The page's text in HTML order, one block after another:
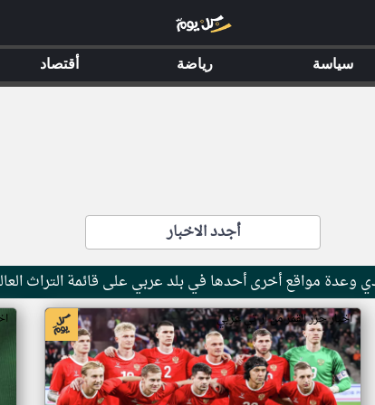
أجدد الاخبار
وعدة مواقع أخرى أحدها في بلد عربي على قائمة التراث
اخبار جزر القمر من ار تي عربي
سياسة رياضة أقتصاد